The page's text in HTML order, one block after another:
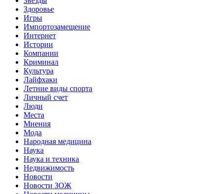
Здоровье
Игры
Импортозамещение
Интернет
Истории
Компании
Криминал
Культура
Лайфхаки
Летние виды спорта
Личный счет
Люди
Места
Мнения
Мода
Народная медицина
Наука
Наука и техника
Недвижимость
Новости
Новости ЗОЖ